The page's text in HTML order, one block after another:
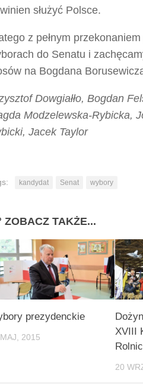
służyć Polsce.
z pełnym
do Senatu i
na Bogdana
Dowgiałło, Bogdan
Modzelewska-Rybicka,
Jacek Taylor
kandydat Senat wybory
ZOBACZ TAKŻE...
prezydenckie
2015
XVIII
20